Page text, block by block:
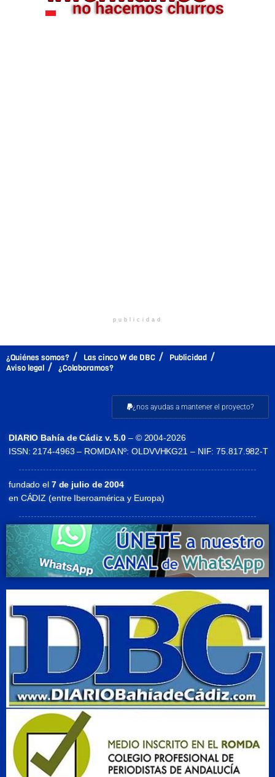
publicidad
¿Quiénes somos? Las cinco W de DBC
Publicidad
Aviso legal
¿Colaboramos?
¿nos ayudas a mantener el proyecto?
DIARIO Bahía de Cádiz v. 5.0 – © 2004-2026
ISSN: 2174-4963 – ROMDA Nº: OLDVVHKG21 – NIF: 75.817.982-T
fundado el7 de julio de 2004
en CÁDIZ (entre Iberoamérica y Europa)